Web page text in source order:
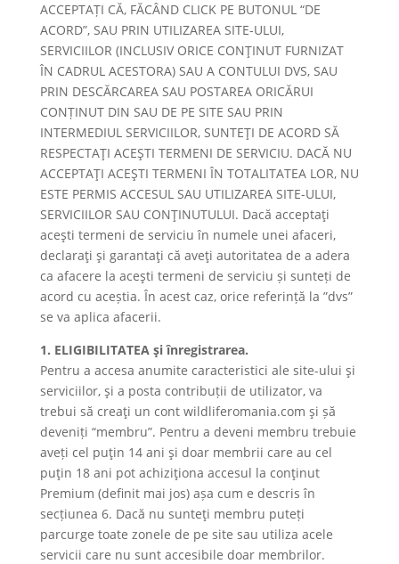
ACCEPTAȚI CĂ, FĂCÂND CLICK PE BUTONUL “DE
ACORD”, SAU PRIN UTILIZAREA SITE-ULUI,
SERVICIILOR (INCLUSIV ORICE CONŢINUT FURNIZAT
ÎN CADRUL ACESTORA) SAU A CONTULUI DVS, SAU
PRIN DESCĂRCAREA SAU POSTAREA ORICĂRUI
CONȚINUT DIN SAU DE PE SITE SAU PRIN
INTERMEDIUL SERVICIILOR, SUNTEŢI DE ACORD SĂ
RESPECTAŢI ACEŞTI TERMENI DE SERVICIU. DACĂ NU
ACCEPTAŢI ACEŞTI TERMENI ÎN TOTALITATEA LOR, NU
ESTE PERMIS ACCESUL SAU UTILIZAREA SITE-ULUI,
SERVICIILOR SAU CONŢINUTULUI. Dacă acceptaţi
aceşti termeni de serviciu în numele unei afaceri,
declaraţi şi garantaţi că aveţi autoritatea de a adera
ca afacere la aceşti termeni de serviciu și sunteți de
acord cu aceștia. În acest caz, orice referință la ”dvs”
se va aplica afacerii.
1. ELIGIBILITATEA şi înregistrarea.
Pentru a accesa anumite caracteristici ale site-ului şi
serviciilor, şi a posta contribuții de utilizator, va
trebui să creaţi un cont wildliferomania.com şi șă
deveniți “membru”. Pentru a deveni membru trebuie
aveți cel puţin 14 ani şi doar membrii care au cel
puţin 18 ani pot achiziţiona accesul la conţinut
Premium (definit mai jos) așa cum e descris în
secțiunea 6. Dacă nu sunteţi membru puteți
parcurge toate zonele de pe site sau utiliza acele
servicii care nu sunt accesibile doar membrilor.